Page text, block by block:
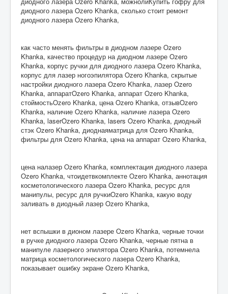
диодного лазера Ozero Khanka, сколько стоит ремонт
диодного лазера Ozero Khanka,
как часто менять фильтры в диодном лазере Ozero
Khanka, качество процедур на диодном лазере Ozero
Khanka, корпус ручки для диодного лазера Ozero Khanka,
корпус для лазер ногоэпилятора Ozero Khanka, скрытые
настройки диодного лазера Ozero Khanka, лазер Ozero
Khanka, аппаратOzero Khanka, аппарат Ozero Khanka,
стоймостьOzero Khanka, цена Ozero Khanka, отзывOzero
Khanka, наличие Ozero Khanka, наличие лазера Ozero
Khanka, laserOzero Khanka, lasers Ozero Khanka, диодный
стэк Ozero Khanka, диоднаяматрица для Ozero Khanka,
фильтры для Ozero Khanka, цена на аппарат Ozero Khanka,
цена налазер Ozero Khanka, комплектация диодного лазера
Ozero Khanka, чтоидетвкомплекте Ozero Khanka, аннотация
косметологического лазера Ozero Khanka, ресурс для
манипулы, ресурс для ручкиOzero Khanka, какую воду
заливать в диодный лазер Ozero Khanka,
нет вспышки в дионом лазере Ozero Khanka, черные точки
в ручке диодного лазера Ozero Khanka, черные пятна в
манипуле лазерного эпилятора Ozero Khanka, потемнела
матрица косметологического лазера Ozero Khanka,
показывает ошибку экране Ozero Khanka,